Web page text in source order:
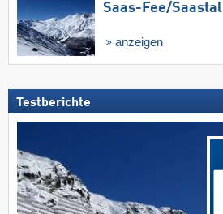
Saas-Fee/​Saastal
anzeigen
Testberichte